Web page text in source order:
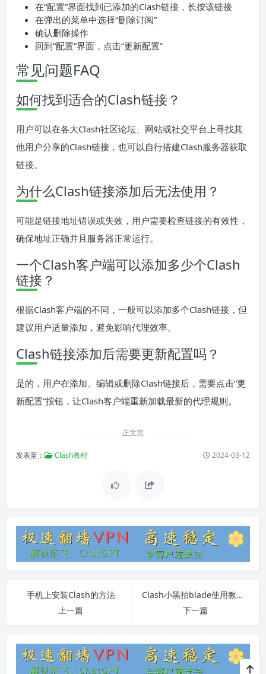
在“配置”界面找到已添加的Clash链接，长按该链接
在弹出的菜单中选择“删除订阅”
确认删除操作
回到“配置”界面，点击“更新配置”
常见问题FAQ
如何找到适合的Clash链接？
用户可以在各大Clash社区论坛、网站或社交平台上寻找其
他用户分享的Clash链接，也可以自行搭建Clash服务器获取
链接。
为什么Clash链接添加后无法使用？
可能是链接地址错误或失效，用户需要检查链接的有效性，
确保地址正确并且服务器正常运行。
一个Clash客户端可以添加多少个Clash
链接？
根据Clash客户端的不同，一般可以添加多个Clash链接，但
建议用户适量添加，避免影响代理效率。
Clash链接添加后需要更新配置吗？
是的，用户在添加、编辑或删除Clash链接后，需要点击“更
新配置”按钮，让Clash客户端重新加载最新的代理规则。
正文完
发表至： Clash教程 2024-03-12
手机上安装Clash的方法
上一篇
Clash小黑拍blade使用教程及常见问题解答
下一篇